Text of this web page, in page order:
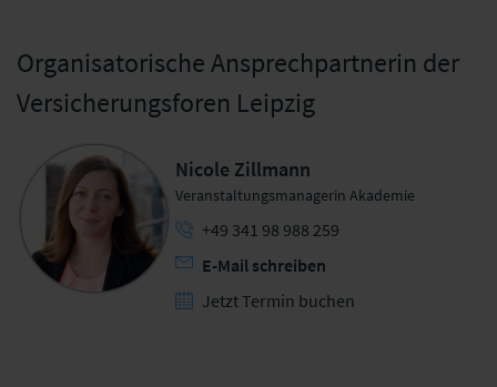
Organisatorische Ansprechpartnerin der
Versicherungsforen Leipzig
Nicole Zillmann
Veranstaltungsmanagerin Akademie
+49 341 98 988 259
E-Mail schreiben
Jetzt Termin buchen